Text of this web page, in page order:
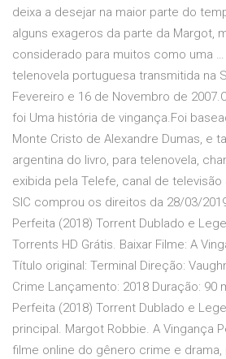
deixa a desejar na maior parte do
alguns exageros da parte da Margot,
considerado para muitos como uma …
telenovela portuguesa transmitida na
Fevereiro e 16 de Novembro de
foi Uma história de vingança.Foi
Monte Cristo de Alexandre Dumas, e
argentina do livro, para telenovela,
exibida pela Telefe, canal de televisão
SIC comprou os direitos da 28/03/
Perfeita (2018) Torrent Dublado e
Torrents HD Grátis. Baixar Filme: A
Título original: Terminal Direção:
Crime Lançamento: 2018 Duração: 90
Perfeita (2018) Torrent Dublado e
principal. Margot Robbie. A Vingança
filme online do gênero crime e